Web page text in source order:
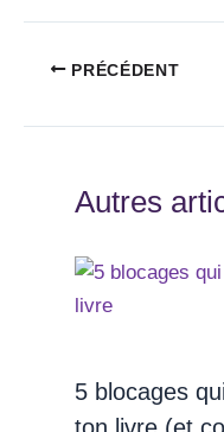
PRÉCÉDENT
Autres
5 blocages